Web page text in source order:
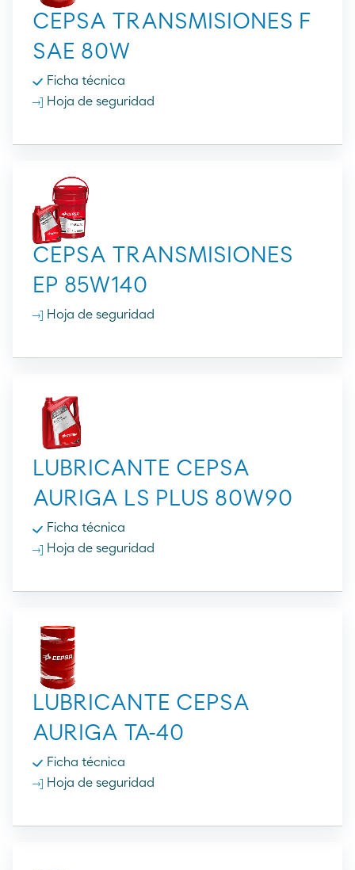
CEPSA TRANSMISIONES F
SAE 80W
Ficha técnica
Hoja de seguridad
CEPSA TRANSMISIONES
EP 85W140
Hoja de seguridad
LUBRICANTE CEPSA
AURIGA LS PLUS 80W90
Ficha técnica
Hoja de seguridad
LUBRICANTE CEPSA
AURIGA TA-40
Ficha técnica
Hoja de seguridad